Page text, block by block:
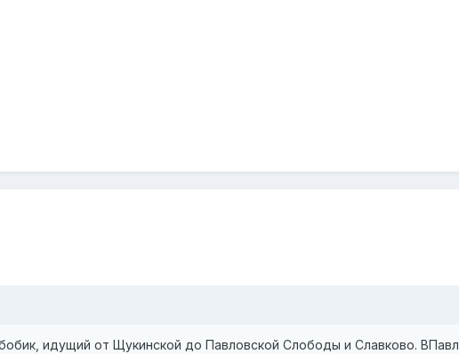
идущий от Щукинской до Павловской Слободы и Славково.